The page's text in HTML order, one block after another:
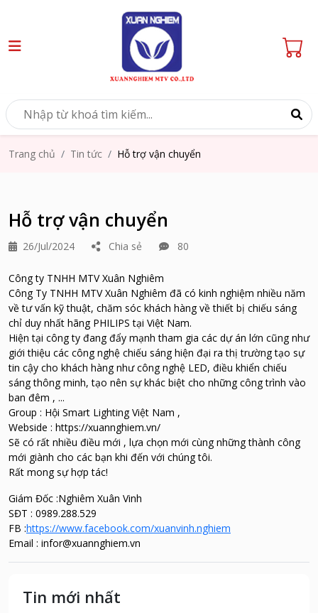
Trang chủ Tin tức Hỗ trợ vận chuyển
Hỗ trợ vận chuyển
26/Jul/2024 Chia sẻ 80
Công ty TNHH MTV Xuân Nghiêm
Công Ty TNHH MTV Xuân Nghiêm đã có kinh nghiệm nhiều năm
về tư vấn kỹ thuật, chăm sóc khách hàng về thiết bị chiếu sáng
chỉ duy nhất hãng PHILIPS tại Việt Nam.
Hiện tại công ty đang đẩy mạnh tham gia các dự án lớn cũng như
giới thiệu các công nghệ chiếu sáng hiện đại ra thị trường tạo sự
tin cậy cho khách hàng như công nghệ LED, điều khiển chiếu
sáng thông minh, tạo nên sự khác biệt cho những công trình vào
ban đêm , ...
Group : Hội Smart Lighting Việt Nam ,
Webside : https://xuannghiem.vn/
Sẽ có rất nhiều điều mới , lựa chọn mới cùng những thành công
mới giành cho các bạn khi đến với chúng tôi.
Rất mong sự hợp tác!
Giám Đốc :Nghiêm Xuân Vinh
SĐT : 0989.288.529
FB :https://www.facebook.com/xuanvinh.nghiem
Email : infor@xuannghiem.vn
Tin mới nhất